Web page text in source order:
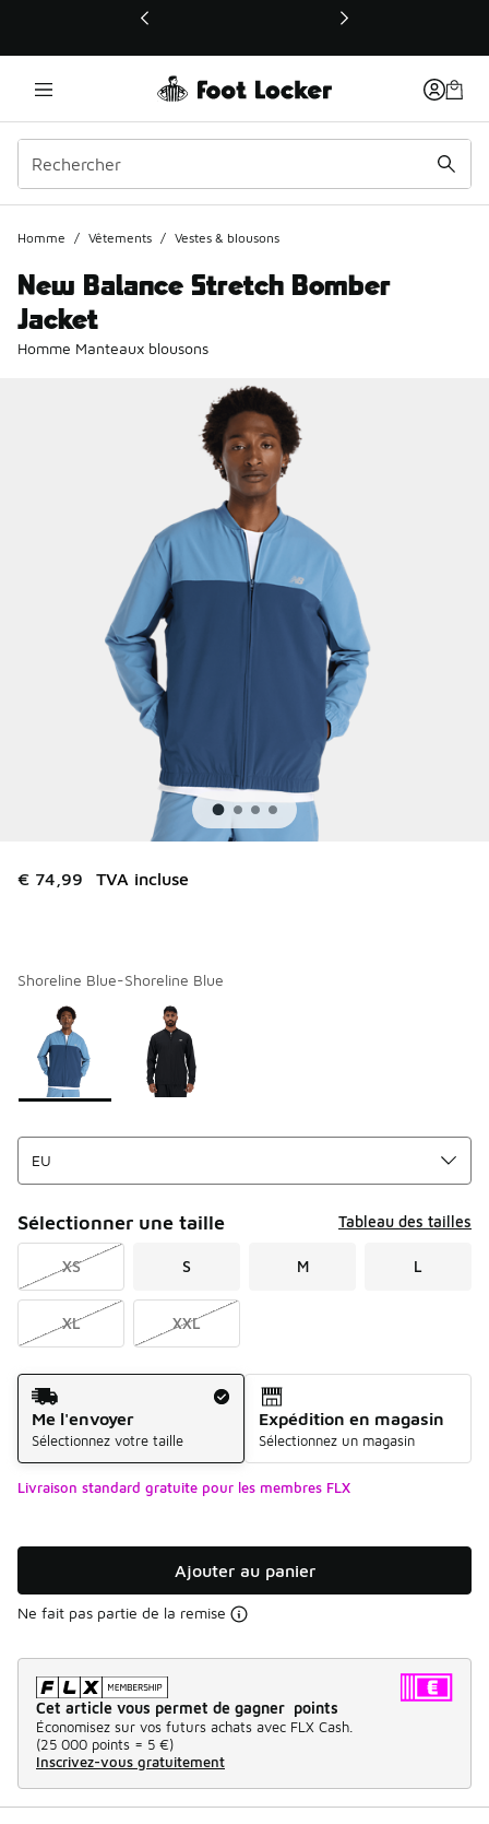
Ce lien ouvrira une nouvelle fenêtre
Homme / Vêtements / Vestes & blousons
New Balance Stretch Bomber
Jacket
Homme Manteaux blousons
€ 74,99 TVA incluse
Shoreline Blue-Shoreline Blue
Page 1 sur 1 affichant 1 à 2 des 2 couleurs.
Merci de sélectionner un style
Sélectionner une taille Tableau des tailles
XS S M L
XL XXL
Mode d'expédition
Me l'envoyer
Sélectionnez votre taille
Expédition en magasin
Sélectionnez un magasin
Livraison standard gratuite pour les membres FLX
Ajouter au panier
Ne fait pas partie de la remise
Cet article vous permet de gagner points
Économisez sur vos futurs achats avec FLX Cash.
(25 000 points = 5 €)
Inscrivez-vous gratuitement